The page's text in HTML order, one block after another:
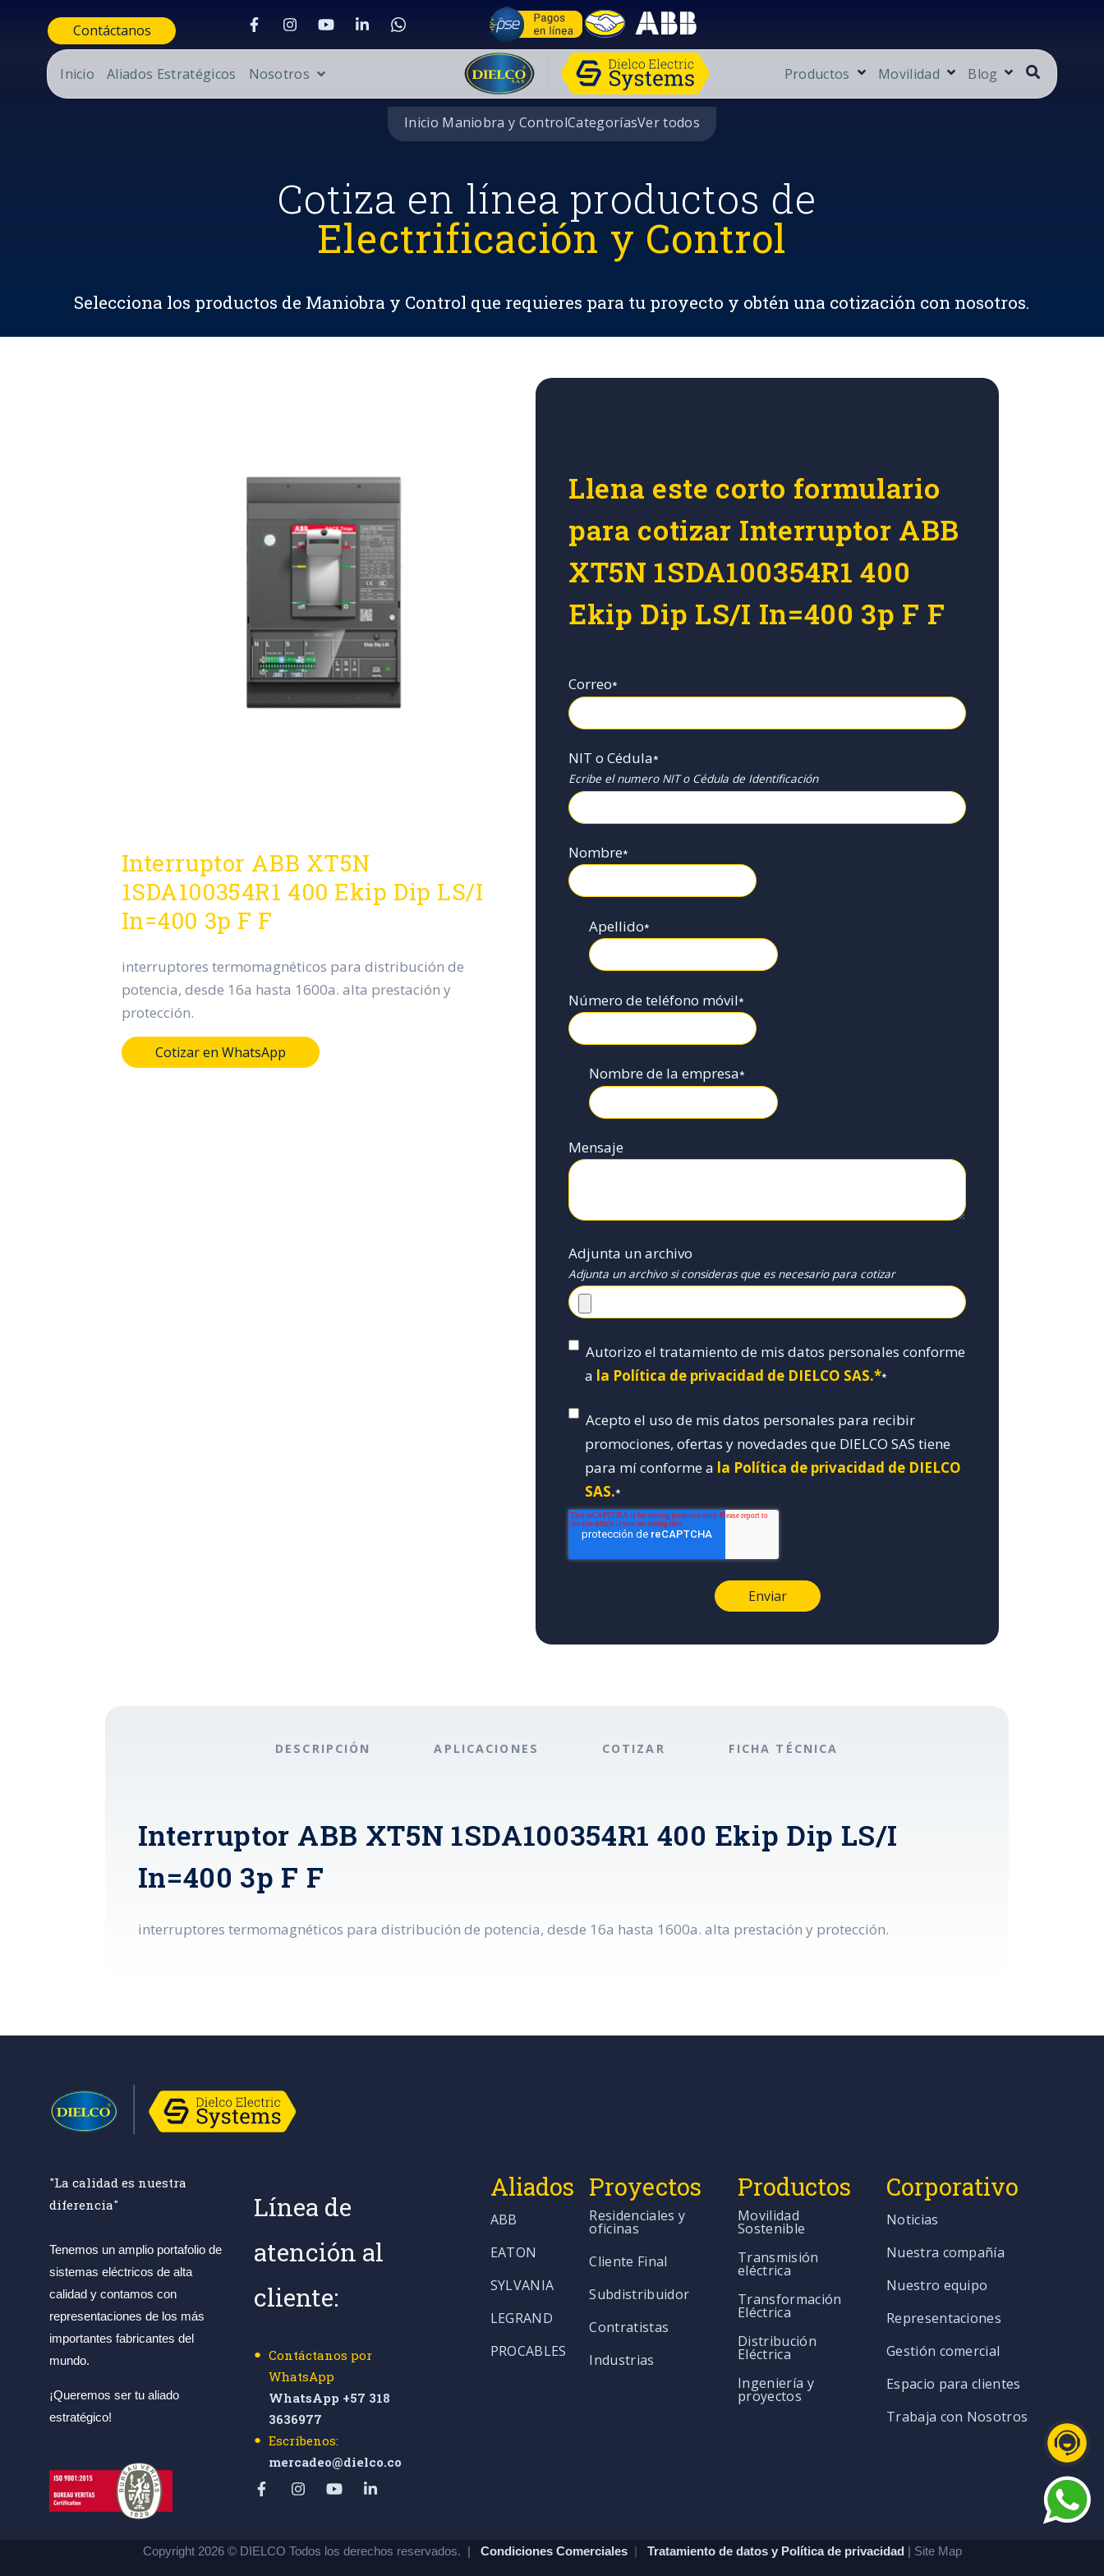
Contáctanos
Inicio Aliados Estratégicos Nosotros Productos Movilidad Blog
Inicio Maniobra y ControlCategoríasVer todos
Cotiza en línea productos de
Electrificación y Control
Selecciona los productos de Maniobra y Control que requieres para tu proyecto y obtén una cotización con nosotros.
Interruptor ABB XT5N
1SDA100354R1 400 Ekip Dip LS/I
In=400 3p F F
interruptores termomagnéticos para distribución de
potencia, desde 16a hasta 1600a. alta prestación y
protección.
Cotizar en WhatsApp
Llena este corto formulario
para cotizar Interruptor ABB
XT5N 1SDA100354R1 400
Ekip Dip LS/I In=400 3p F F
Correo*
NIT o Cédula*
Ecribe el numero NIT o Cédula de Identificación
Nombre*
Apellido*
Número de teléfono móvil*
Nombre de la empresa*
Mensaje
Adjunta un archivo
Adjunta un archivo si consideras que es necesario para cotizar
Autorizo el tratamiento de mis datos personales conforme
a la Política de privacidad de DIELCO SAS.**
Acepto el uso de mis datos personales para recibir
promociones, ofertas y novedades que DIELCO SAS tiene
para mí conforme a la Política de privacidad de DIELCO
SAS.*
DESCRIPCIÓN APLICACIONES COTIZAR FICHA TÉCNICA
Interruptor ABB XT5N 1SDA100354R1 400 Ekip Dip LS/I
In=400 3p F F
interruptores termomagnéticos para distribución de potencia, desde 16a hasta 1600a. alta prestación y protección.
"La calidad es nuestra
diferencia"
Tenemos un amplio portafolio de
sistemas eléctricos de alta
calidad y contamos con
representaciones de los más
importantes fabricantes del
mundo.
¡Queremos ser tu aliado
estratégico!
Línea de
atención al
cliente:
Contáctanos por
WhatsApp
WhatsApp +57 318
3636977
Escríbenos:
mercadeo@dielco.co
Aliados
ABB
EATON
SYLVANIA
LEGRAND
PROCABLES
Proyectos
Residenciales y
oficinas
Cliente Final
Subdistribuidor
Contratistas
Industrias
Productos
Movilidad
Sostenible
Transmisión
eléctrica
Transformación
Eléctrica
Distribución
Eléctrica
Ingeniería y
proyectos
Corporativo
Noticias
Nuestra compañía
Nuestro equipo
Representaciones
Gestión comercial
Espacio para clientes
Trabaja con Nosotros
Copyright 2026 © DIELCO Todos los derechos reservados. | Condiciones Comerciales| Tratamiento de datos y Política de privacidad | Site Map